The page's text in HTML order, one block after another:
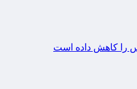
را کاهش داده است